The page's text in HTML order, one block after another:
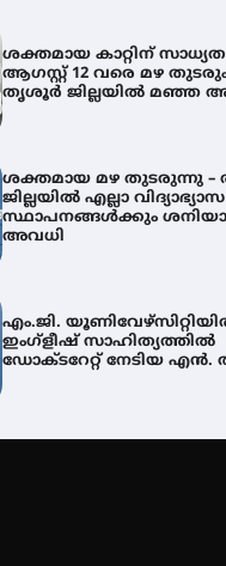
ശക്തമായ കാറ്റിന് സാധ്യത
ആഗസ്റ്റ് 12 വരെ മഴ
തൃശൂർ ജില്ലയിൽ മഞ്ഞ
ശക്തമായ മഴ തുടരുന്നു
ജില്ലയിൽ എല്ലാ വിദ്യാഭ്യാസ
സ്ഥാപനങ്ങൾക്കും
അവധി
എം.ജി.
ഇംഗ്ളീഷ് സാഹിത്യത്തിൽ
ഡോക്ടറേറ്റ് നേടിയ എൻ.